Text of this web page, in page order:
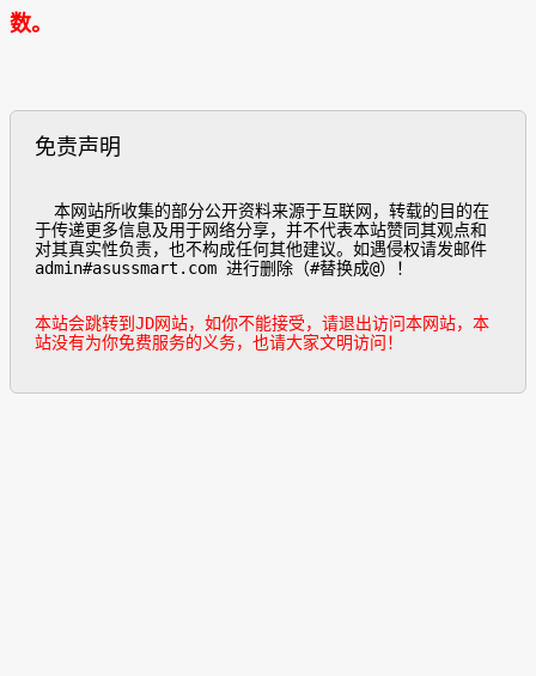
数。
免责声明
于传递更多信息及用于网络分享，并不代表本站赞同其观点和
对其真实性负责，也不构成任何其他建议。如遇侵权请发邮件
admin#asussmart.com 进行删除（#替换成@）！
本站会跳转到JD网站，如你不能接受，请退出访问本网站，本
站没有为你免费服务的义务，也请大家文明访问！